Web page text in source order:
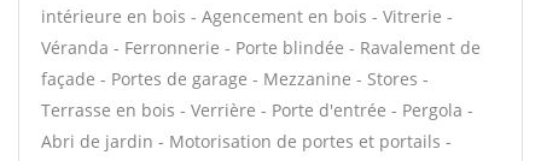
intérieure en bois - Agencement en bois - Vitrerie -
Véranda - Ferronnerie - Porte blindée - Ravalement de
façade - Portes de garage - Mezzanine - Stores -
Terrasse en bois - Verrière - Porte d'entrée - Pergola -
Abri de jardin - Motorisation de portes et portails -